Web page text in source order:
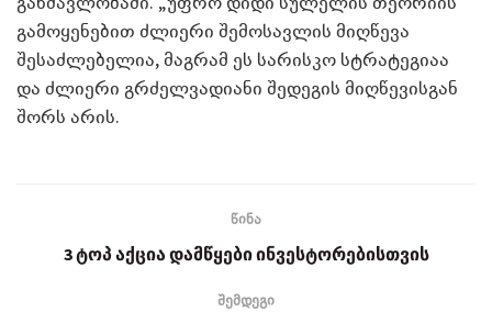
გამოყენებით ძლიერი შემოსავლის მიღწევა
შესაძლებელია, მაგრამ ეს სარისკო სტრატეგიაა
და ძლიერი გრძელვადიანი შედეგის მიღწევისგან
შორს არის.
წინა
3 ტოპ აქცია დამწყები ინვესტორებისთვის
შემდეგი